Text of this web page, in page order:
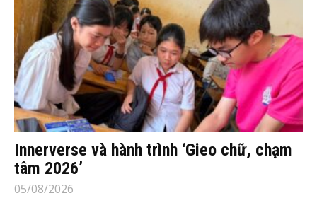
Innerverse và hành trình ‘Gieo chữ, chạm
tâm 2026’
05/08/2026